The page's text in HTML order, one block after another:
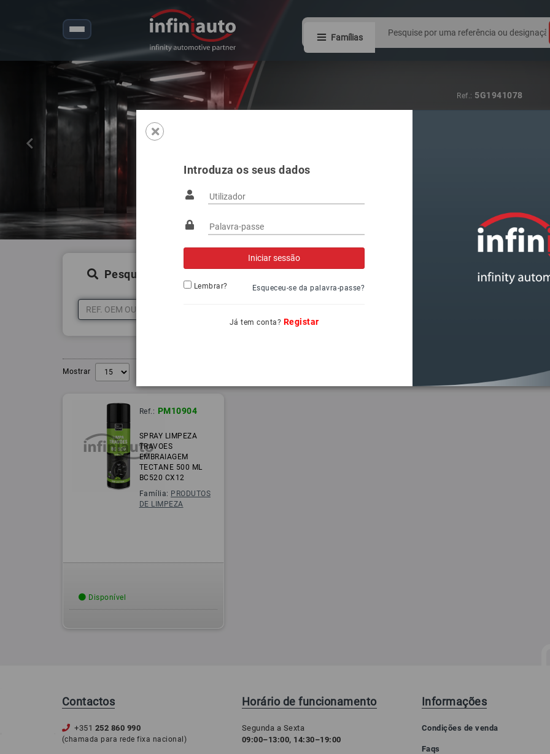
Introduza os seus dados
Lembrar? Esqueceu-se da palavra-passe?
Já tem conta? Registar
Famílias
Ref.: 5G1941078
Pesquisa de produtos
Mostrar
Ref.: PM10904
SPRAY LIMPEZA
TRAVOES
EMBRAIAGEM
TECTANE 500 ML
BC520 CX12
Família: PRODUTOS
DE LIMPEZA
Disponível
Contactos
+351 252 860 990
(chamada para rede fixa nacional)
Horário de funcionamento
Segunda a Sexta
09:00–13:00, 14:30–19:00
Informações
Condições de venda
Faqs